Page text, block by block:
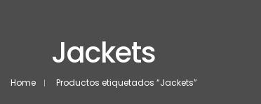
Jackets
Home Productos etiquetados “Jackets”